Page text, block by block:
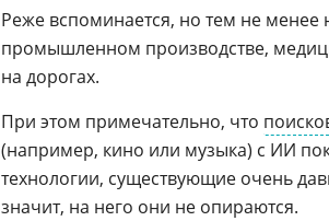
Реже вспоминается, но тем не
промышленном производстве,
на дорогах.
При этом примечательно, что
(например, кино или музыка) с ИИ
технологии, существующие очень
значит, на него они не опираются.